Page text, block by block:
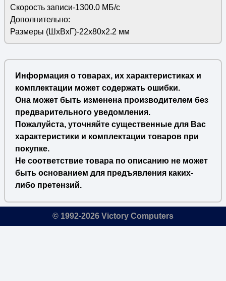
Скорость записи-1300.0 МБ/с
Дополнительно:
Размеры (ШхВхГ)-22х80х2.2 мм
Информация о товарах, их характеристиках и
комплектации может содержать ошибки.
Она может быть изменена производителем без
предварительного уведомления.
Пожалуйста, уточняйте существенные для Вас
характеристики и комплектации товаров при
покупке.
Не соответствие товара по описанию не может
быть основанием для предъявления каких-
либо претензий.
© 1992-2026 Victory Computers